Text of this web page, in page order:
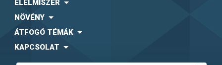
ÉLELMISZER
NÖVÉNY
ÁTFOGÓ TÉMÁK
KAPCSOLAT